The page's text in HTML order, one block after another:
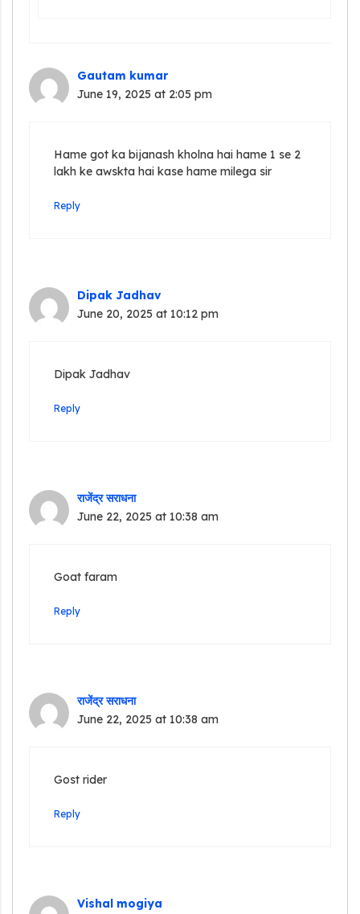
Gautam kumar
June 19, 2025 at 2:05 pm
Hame got ka bijanash kholna hai hame 1 se 2
lakh ke awskta hai kase hame milega sir
Reply
Dipak Jadhav
June 20, 2025 at 10:12 pm
Dipak Jadhav
Reply
राजेंद्र सराधना
June 22, 2025 at 10:38 am
Goat faram
Reply
राजेंद्र सराधना
June 22, 2025 at 10:38 am
Gost rider
Reply
Vishal mogiya